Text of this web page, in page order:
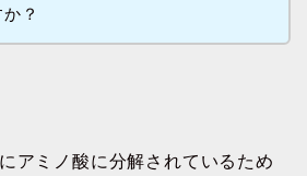
？
アミノ酸に分解されているため